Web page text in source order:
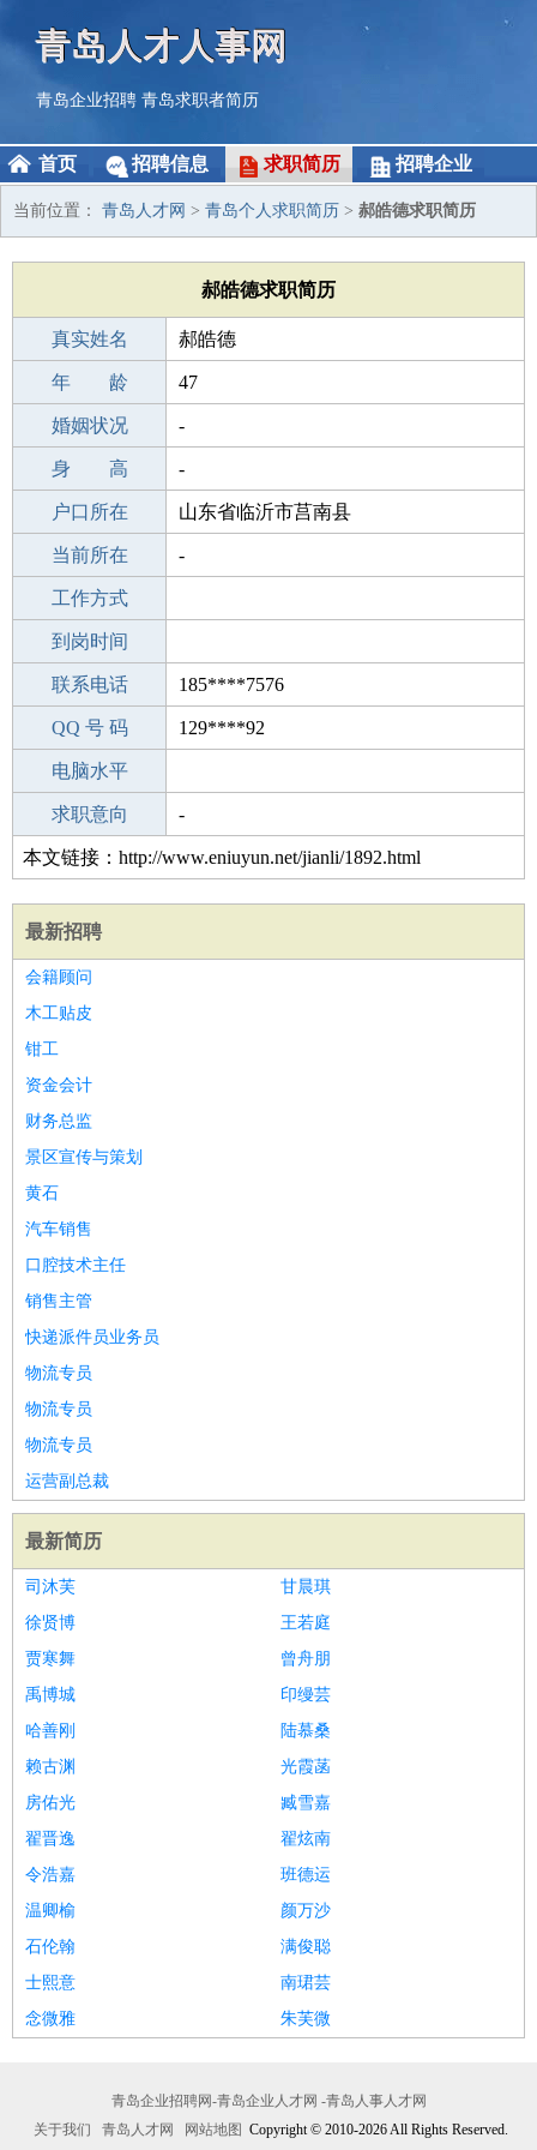
青岛人才人事网
青岛企业招聘 青岛求职者简历
首页 招聘信息 求职简历 招聘企业
当前位置： 青岛人才网 > 青岛个人求职简历 > 郝皓德求职简历
郝皓德求职简历
真实姓名 郝皓德
性 别 男
年 龄 47
出生年月 1979-05-01
婚姻状况 -
学 历 初中
身 高 -
毕业学校 莆田竹庄中学
户口所在 山东省临沂市莒南县
所学专业 -
当前所在 -
工作经验
工作方式
驾 照
到岗时间
期望月薪
联系电话 185****7576
手机号码 185****7576
QQ 号 码 129****92
微信号码
电脑水平
外语水平
求职意向 -
本文链接：http://www.eniuyun.net/jianli/1892.html
最新招聘
会籍顾问
木工贴皮
钳工
资金会计
财务总监
景区宣传与策划
黄石
汽车销售
口腔技术主任
销售主管
快递派件员业务员
物流专员
物流专员
物流专员
运营副总裁
最新简历
司沐芙
甘晨琪
徐贤博
王若庭
贾寒舞
曾舟朋
禹博城
印缦芸
哈善刚
陆慕桑
赖古渊
光霞菡
房佑光
臧雪嘉
翟晋逸
翟炫南
令浩嘉
班德运
温卿榆
颜万沙
石伦翰
满俊聪
士熙意
南珺芸
念微雅
朱芙微
青岛企业招聘网-青岛企业人才网 -青岛人事人才网
关于我们
青岛人才网 网站地图 Copyright © 2010-2026 All Rights Reserved.